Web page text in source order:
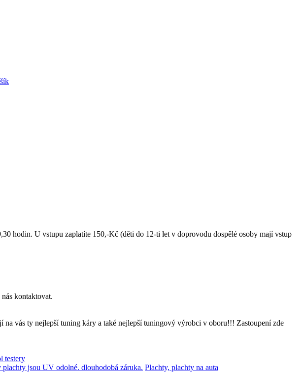
U vstupu zaplatíte 150,-Kč (děti do 12-ti let v doprovodu dospělé osoby mají vstup
kontaktovat.
vás ty nejlepší tuning káry a také nejlepší tuningový výrobci v oboru!!! Zastoupení zde
testery
jsou UV odolné. dlouhodobá záruka. Plachty, plachty na auta